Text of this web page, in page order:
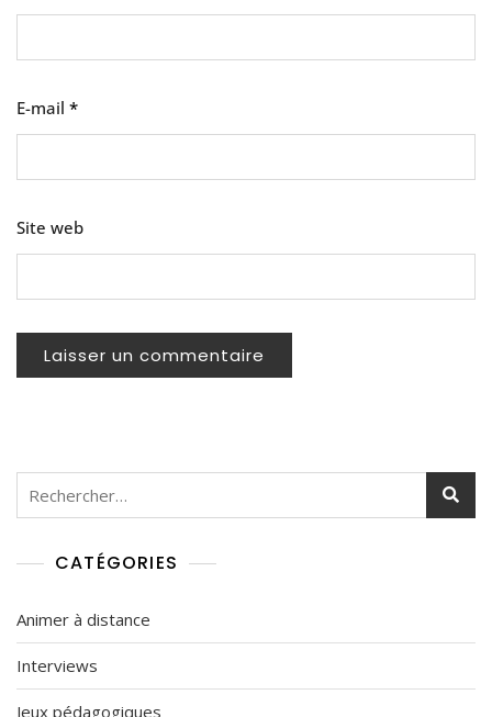
E-mail *
Site web
CATÉGORIES
Animer à distance
Interviews
Jeux pédagogiques